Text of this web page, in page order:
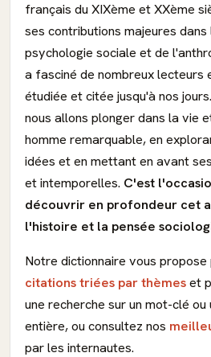
français du XIXème et XXème
ses contributions majeures
psychologie sociale et de
a fasciné de nombreux lecteurs
étudiée et citée jusqu'à nos
nous allons plonger dans la vie
homme remarquable, en
idées et en mettant en avant
et intemporelles. C'est
découvrir en profondeur cet
l'histoire et la pensée
Notre dictionnaire vous propose
citations triées par thèmeset
une recherche sur un mot-clé ou
entière, ou consultez nos
par les internautes.